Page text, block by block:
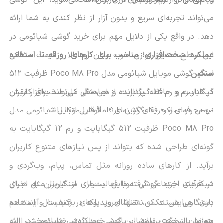
می‌تواند تجربه‌ای سریع و بدون آزار از نظر کندی به شما ارائه
دهد. در واقع یکی از دلایل مهم برای خرید گوشی شیائومی در
این سطح، همین توازن خوب میان رم بالا و قیمت منطقی
است. گوشی موبایل شیائومی مدل Poco M8 Pro ظرفیت 512
گیگابایت و رم 12 گیگابایت از این نظر می‌تواند برای کاربران
نیمه‌حرفه‌ای و حرفه‌ای گزینه‌ای کاملاً قابل اتکا باشد.
عملکرد سخت‌افزاری؛ مناسب برای کارهای روزانه تا استفاده
سنگین
در کنار رم و حافظه، پردازنده و هماهنگی کلی سخت‌افزار نقش
مهمی در عملکرد یک گوشی دارند. گوشی موبایل شیائومی مدل
Poco M8 Pro ظرفیت 512 گیگابایت و رم 12 گیگابایت به
گونه‌ای طراحی شده که بتواند از پس نیازهای متنوع کاربران
برآید. از کارهای ساده روزانه مثل تماس، پیام، وب‌گردی و
شبکه‌های اجتماعی گرفته تا فعالیت‌های سنگین‌تر مثل اجرای
بازی، ویرایش عکس، تماشای ویدیوهای باکیفیت و استفاده
در فرآیند خرید گوشی موبایل، بسیاری از کاربران به دنبال
دستگاهی هستند که نه‌تنها امروز، بلکه در چند سال آینده هم